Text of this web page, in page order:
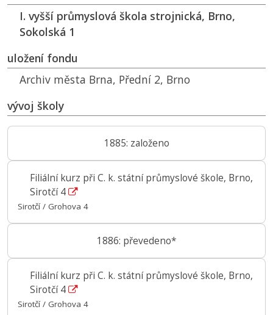
I. vyšší průmyslová škola strojnická, Brno,
Sokolská 1
uložení fondu
Archiv města Brna, Přední 2, Brno
vývoj školy
1885: založeno
Filiální kurz při C. k. státní průmyslové škole, Brno,
Sirotčí 4
Sirotčí / Grohova 4
1886: převedeno*
Filiální kurz při C. k. státní průmyslové škole, Brno,
Sirotčí 4
Sirotčí / Grohova 4